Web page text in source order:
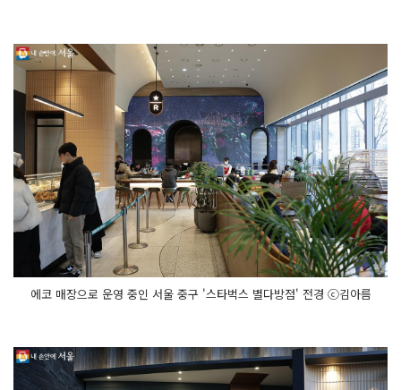
에코 매장으로 운영 중인 서울 중구 '스타벅스 별다방점' 전경 ⓒ김아름